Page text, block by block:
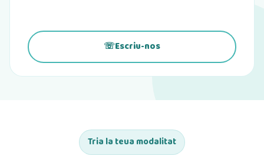
☏Escriu-nos
(s’obri en una pestanya nova)
Tria la teua modalitat